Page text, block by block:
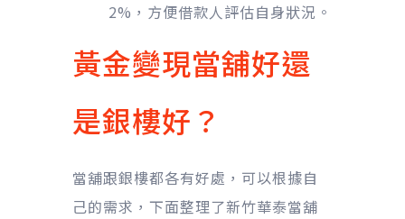
2%，方便借款人評估自身狀況。
黃金變現當舖好還
是銀樓好？
當舖跟銀樓都各有好處，可以根據自
己的需求，下面整理了新竹華泰當舖